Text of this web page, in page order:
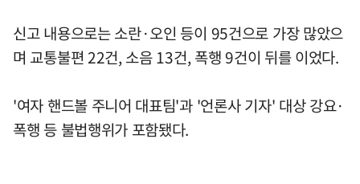
신고 내용으로는 소란·오인 등이 95건으로 가장 많았으
며 교통불편 22건, 소음 13건, 폭행 9건이 뒤를 이었다.
'여자 핸드볼 주니어 대표팀'과 '언론사 기자' 대상 강요·
폭행 등 불법행위가 포함됐다.